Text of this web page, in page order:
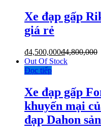
Xe đạp gấp
giá rẻ
₫4,500,000₫4,800,000
Out Of Stock
Đọc tiếp
Xe đạp gấp
khuyến mại
đạp Dahon